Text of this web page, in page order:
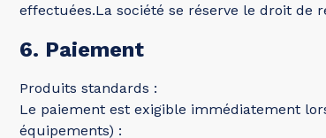
effectuées.La société se réserve le droit de
6. Paiement
Produits standards :
Le paiement est exigible immédiatement
équipements) :